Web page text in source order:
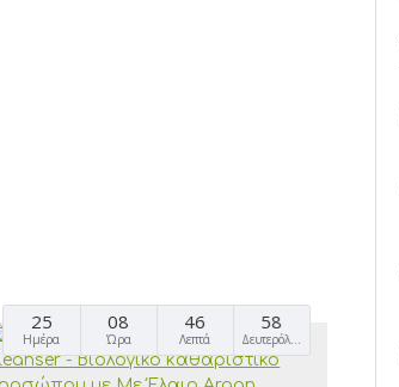
25
Ημέρα
08
Ώρα
46
Λεπτά
57
Δευτερόλεπτα